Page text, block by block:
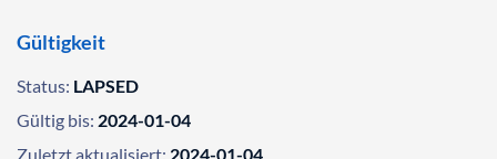
Gültigkeit
Status: LAPSED
Gültig bis: 2024-01-04
Zuletzt aktualisiert: 2024-01-04